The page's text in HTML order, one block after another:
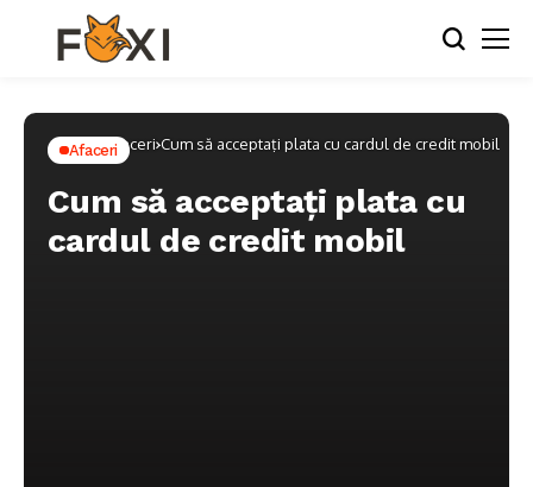
Home Afaceri Cum să acceptați plata cu cardul de credit mobil
Afaceri
Cum să acceptați plata cu
cardul de credit mobil